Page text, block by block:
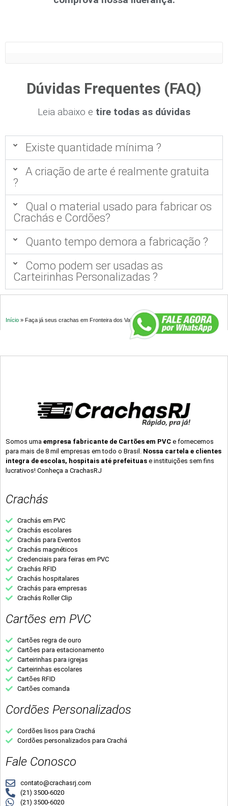
Dúvidas Frequentes (FAQ)
Leia abaixo e tire todas as dúvidas
Existe quantidade mínima ?
A criação de arte é realmente gratuita
?
Qual o material usado para fabricar os
Crachás e Cordões?
Quanto tempo demora a fabricação ?
Como podem ser usadas as
Carteirinhas Personalizadas ?
Início » Faça já seus crachas em Fronteira dos Vales MG
Somos uma empresa fabricante de Cartões em PVC e fornecemos
para mais de 8 mil empresas em todo o Brasil. Nossa cartela e clientes
integra de escolas, hospitais até prefeituas e instituições sem fins
lucrativos! Conheça a CrachasRJ
Crachás
Crachás em PVC
Crachás escolares
Crachás para Eventos
Crachás magnéticos
Credenciais para feiras em PVC
Crachás RFID
Crachás hospitalares
Crachás para empresas
Crachás Roller Clip
Cartões em PVC
Cartões regra de ouro
Cartões para estacionamento
Carteirinhas para igrejas
Carteirinhas escolares
Cartões RFID
Cartões comanda
Cordões Personalizados
Cordões lisos para Crachá
Cordões personalizados para Crachá
Fale Conosco
contato@crachasrj.com
(21) 3500-6020
(21) 3500-6020